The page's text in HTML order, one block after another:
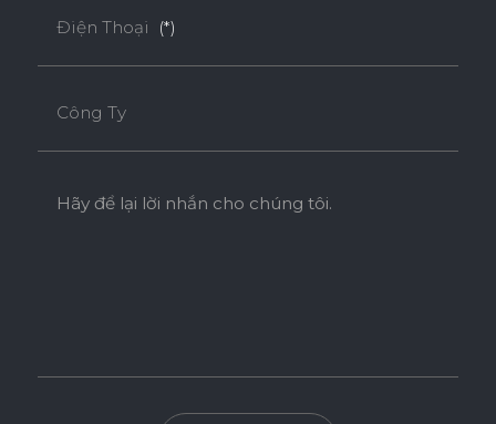
Điện Thoại (*)
Công Ty
Hãy để lại lời nhắn cho chúng tôi.